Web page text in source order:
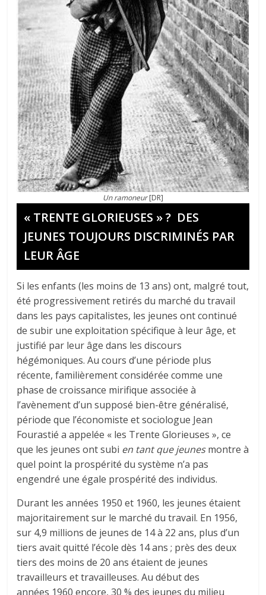
Un ramoneur[DR]
« TRENTE GLORIEUSES » ? DES
JEUNES TOUJOURS DISCRIMINÉS PAR
LEUR ÂGE
Si les enfants (les moins de 13 ans) ont, malgré tout,
été progressivement retirés du marché du travail
dans les pays capitalistes, les jeunes ont continué
de subir une exploitation spécifique à leur âge, et
justifié par leur âge dans les discours
hégémoniques. Au cours d’une période plus
récente, familièrement considérée comme une
phase de croissance mirifique associée à
l’avènement d’un supposé bien-être généralisé,
période que l’économiste et sociologue Jean
Fourastié a appelée « les Trente Glorieuses », ce
que les jeunes ont subi en tant que jeunesmontre à
quel point la prospérité du système n’a pas
engendré une égale prospérité des individus.
Durant les années 1950 et 1960, les jeunes étaient
majoritairement sur le marché du travail. En 1956,
sur 4,9 millions de jeunes de 14 à 22 ans, plus d’un
tiers avait quitté l’école dès 14 ans ; près des deux
tiers des moins de 20 ans étaient de jeunes
travailleurs et travailleuses. Au début des
années 1960 encore, 30 % des jeunes du milieu